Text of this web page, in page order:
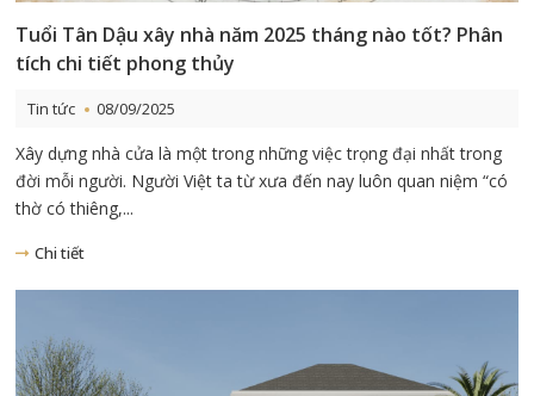
Tuổi Tân Dậu xây nhà năm 2025 tháng nào tốt? Phân
tích chi tiết phong thủy
Tin tức 08/09/2025
Xây dựng nhà cửa là một trong những việc trọng đại nhất trong
đời mỗi người. Người Việt ta từ xưa đến nay luôn quan niệm “có
thờ có thiêng,...
Chi tiết